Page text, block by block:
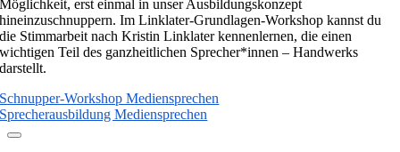
Möglichkeit, erst einmal in unser Ausbildungskonzept
hineinzuschnuppern. Im Linklater-Grundlagen-Workshop kannst du
die Stimmarbeit nach Kristin Linklater kennenlernen, die einen
wichtigen Teil des ganzheitlichen Sprecher*innen – Handwerks
darstellt.
Schnupper-Workshop Mediensprechen
Sprecherausbildung Mediensprechen